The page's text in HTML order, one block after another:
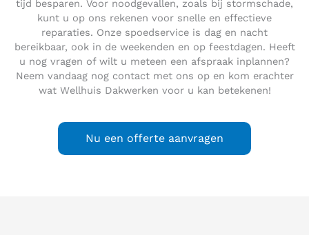
tijd besparen. Voor noodgevallen, zoals bij stormschade,
kunt u op ons rekenen voor snelle en effectieve
reparaties. Onze spoedservice is dag en nacht
bereikbaar, ook in de weekenden en op feestdagen. Heeft
u nog vragen of wilt u meteen een afspraak inplannen?
Neem vandaag nog contact met ons op en kom erachter
wat Wellhuis Dakwerken voor u kan betekenen!
Nu een offerte aanvragen